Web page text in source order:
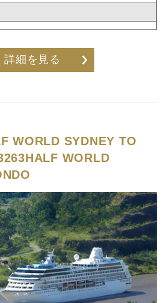
詳細を見る
WORLD SYDNEY TO
WORLD